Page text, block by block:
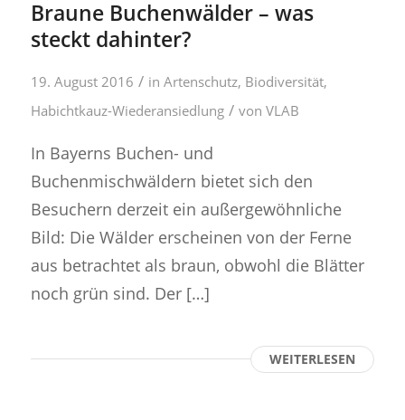
Braune Buchenwälder – was
steckt dahinter?
19. August 2016 / in Artenschutz, Biodiversität,
Habichtkauz-Wiederansiedlung / von VLAB
In Bayerns Buchen- und
Buchenmischwäldern bietet sich den
Besuchern derzeit ein außergewöhnliche
Bild: Die Wälder erscheinen von der Ferne
aus betrachtet als braun, obwohl die Blätter
noch grün sind. Der […]
WEITERLESEN